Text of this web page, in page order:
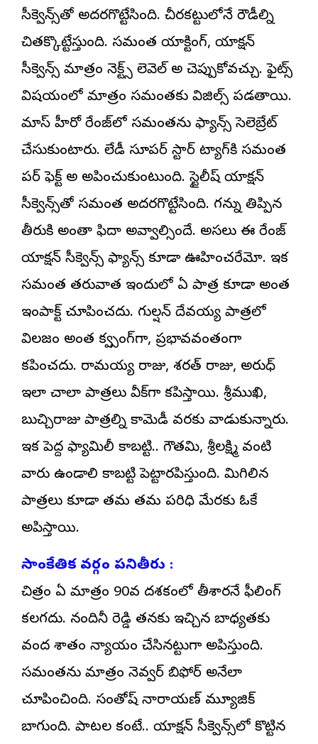
సీక్వెన్స్‌తో అదరగొట్టేసింది. చీరకట్టులోనే రౌడీల్ని
చితక్కొట్టేస్తుంది. సమంత యాక్టింగ్, యాక్షన్
సీక్వెన్స్ మాత్రం నెక్ట్స్ లెవెల్‌ అని చెప్పుకోవచ్చు. ఫైట్స్
విషయంలో మాత్రం సమంతకు విజిల్స్ పడతాయి.
మాస్ హీరో రేంజ్‌లో సమంతను ఫ్యాన్స్ సెలెబ్రేట్
చేసుకుంటారు. లేడీ సూపర్ స్టార్ ట్యాగ్‌కి సమంత
పర్ ఫెక్ట్ అని అనిపించుకుంటుంది. స్టైలీష్ యాక్షన్
సీక్వెన్స్‌తో సమంత అదరగొట్టేసింది. గన్ను తిప్పిన
తీరుకి అంతా ఫిదా అవ్వాల్సిందే. అసలు ఈ రేంజ్
యాక్షన్ సీక్వెన్స్‌ని ఫ్యాన్స్ కూడా ఊహించరేమో. ఇక
సమంత తరువాత ఇందులోని ఏ పాత్ర కూడా అంత
ఇంపాక్ట్ చూపించదు. గుల్షన్ దేవయ్య పాత్రలోని
విలనిజం అంత కన్విన్సింగ్‌గా, ప్రభావవంతంగా
కనిపించదు. రామయ్య రాజు, శరత్ రాజు, అనిరుధ్
ఇలా చాలా పాత్రలు వీక్‌గా కనిపిస్తాయి. శ్రీముఖి,
బుచ్చిరాజు పాత్రల్ని కామెడీ వరకు వాడుకున్నారు.
ఇక పెద్ద ఫ్యామిలీ కాబట్టి.. గౌతమి, శ్రీలక్ష్మి వంటి
వారు ఉండాలి కాబట్టి పెట్టారనిపిస్తుంది. మిగిలిన
పాత్రలు కూడా తమ తమ పరిధి మేరకు ఓకే
అనిపిస్తాయి.
సాంకేతిక వర్గం పనితీరు :
చిత్రం ఏ మాత్రం 90వ దశకంలో తీశారనే ఫీలింగ్
కలగదు. నందినీ రెడ్డి తనకు ఇచ్చిన బాధ్యతకు
వంద శాతం న్యాయం చేసినట్టుగా అనిపిస్తుంది.
సమంతను మాత్రం నెవ్వర్ బిఫోర్ అనేలా
చూపించింది. సంతోష్ నారాయణ్ మ్యూజిక్
బాగుంది. పాటల కంటే.. యాక్షన్ సీక్వెన్స్‌లో కొట్టిన